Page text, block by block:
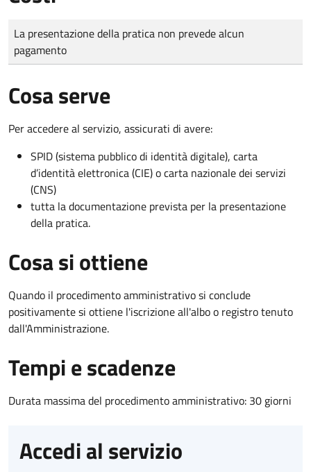
Tipo di pagamento
Importo
La presentazione della pratica non prevede alcun
pagamento
Cosa serve
Per accedere al servizio, assicurati di avere:
SPID (sistema pubblico di identità digitale), carta
d’identità elettronica (CIE) o carta nazionale dei servizi
(CNS)
tutta la documentazione prevista per la presentazione
della pratica.
Cosa si ottiene
Quando il procedimento amministrativo si conclude
positivamente si ottiene l'iscrizione all'albo o registro tenuto
dall'Amministrazione.
Tempi e scadenze
Durata massima del procedimento amministrativo: 30 giorni
Accedi al servizio